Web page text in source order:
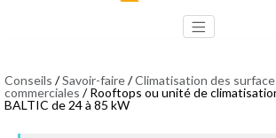
Conseils /Savoir-faire/Climatisation des
commerciales / Rooftops ou unité de
BALTIC de 24 à 85 kW